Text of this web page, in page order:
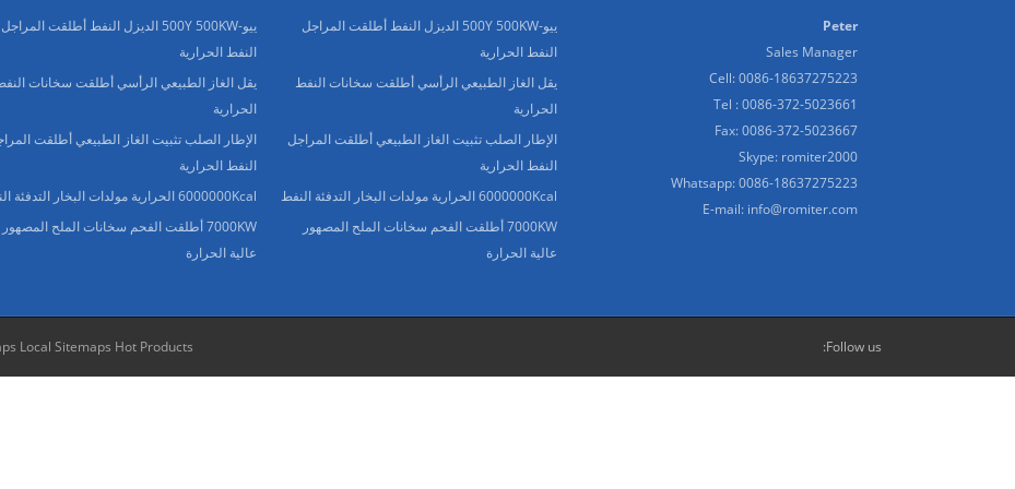
ييو-500Y 500KW الديزل النفط أطلقت المراجل
النفط الحرارية
يقل الغاز الطبيعي الرأسي أطلقت سخانات
الحرارية
الإطار الصلب تثبيت الغاز الطبيعي أطلقت
النفط الحرارية
6000000Kcal الحرارية مولدات البخار التدفئة النفط
7000KW أطلقت الفحم سخانات الملح المصهور
عالية الحرارة
ييو-500Y 500KW الديزل النفط أطلقت المراجل
النفط الحرارية
يقل الغاز الطبيعي الرأسي أطلقت سخانات النفط
الحرارية
الإطار الصلب تثبيت الغاز الطبيعي أطلقت المراجل
النفط الحرارية
6000000Kcal الحرارية مولدات البخار التدفئة النفط
7000KW أطلقت الفحم سخانات الملح المصهور
عالية الحرارة
Peter
Sales Manager
Cell: 0086-18637275223
Tel : 0086-372-5023661
Fax: 0086-372-5023667
Skype: romiter2000
Whatsapp:0086-18637275223
E-mail: info@romiter.com
Local Sitemaps Hot Products Follow us: